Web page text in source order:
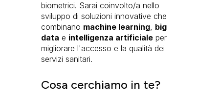
biometrici. Sarai coinvolto/a nello
sviluppo di soluzioni innovative che
combinano machine learning, big
data e intelligenza artificiale per
migliorare l'accesso e la qualità dei
servizi sanitari.
Cosa cerchiamo in te?